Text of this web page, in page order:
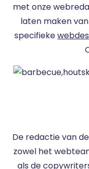
met onze
laten maken
specifieke
De redactie van
zowel het
als de